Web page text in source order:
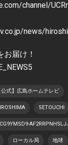
channel/
news/
届け！
公式】広島ホームテレビ
SETOUCHI
ローカル局 地球